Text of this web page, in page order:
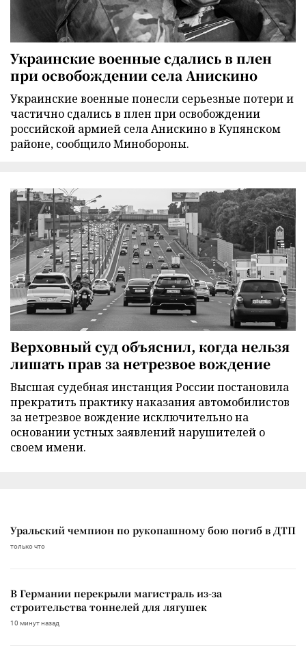
Украинские военные сдались в плен
при освобождении села Анискино
Украинские военные понесли серьезные потери и
частично сдались в плен при освобождении
российской армией села Анискино в Купянском
районе, сообщило Минобороны.
Верховный суд объяснил, когда нельзя
лишать прав за нетрезвое вождение
Высшая судебная инстанция России постановила
прекратить практику наказания автомобилистов
за нетрезвое вождение исключительно на
основании устных заявлений нарушителей о
своем имени.
Уральский чемпион по рукопашному бою погиб в ДТП
только что
В Германии перекрыли магистраль из-за
строительства тоннелей для лягушек
10 минут назад